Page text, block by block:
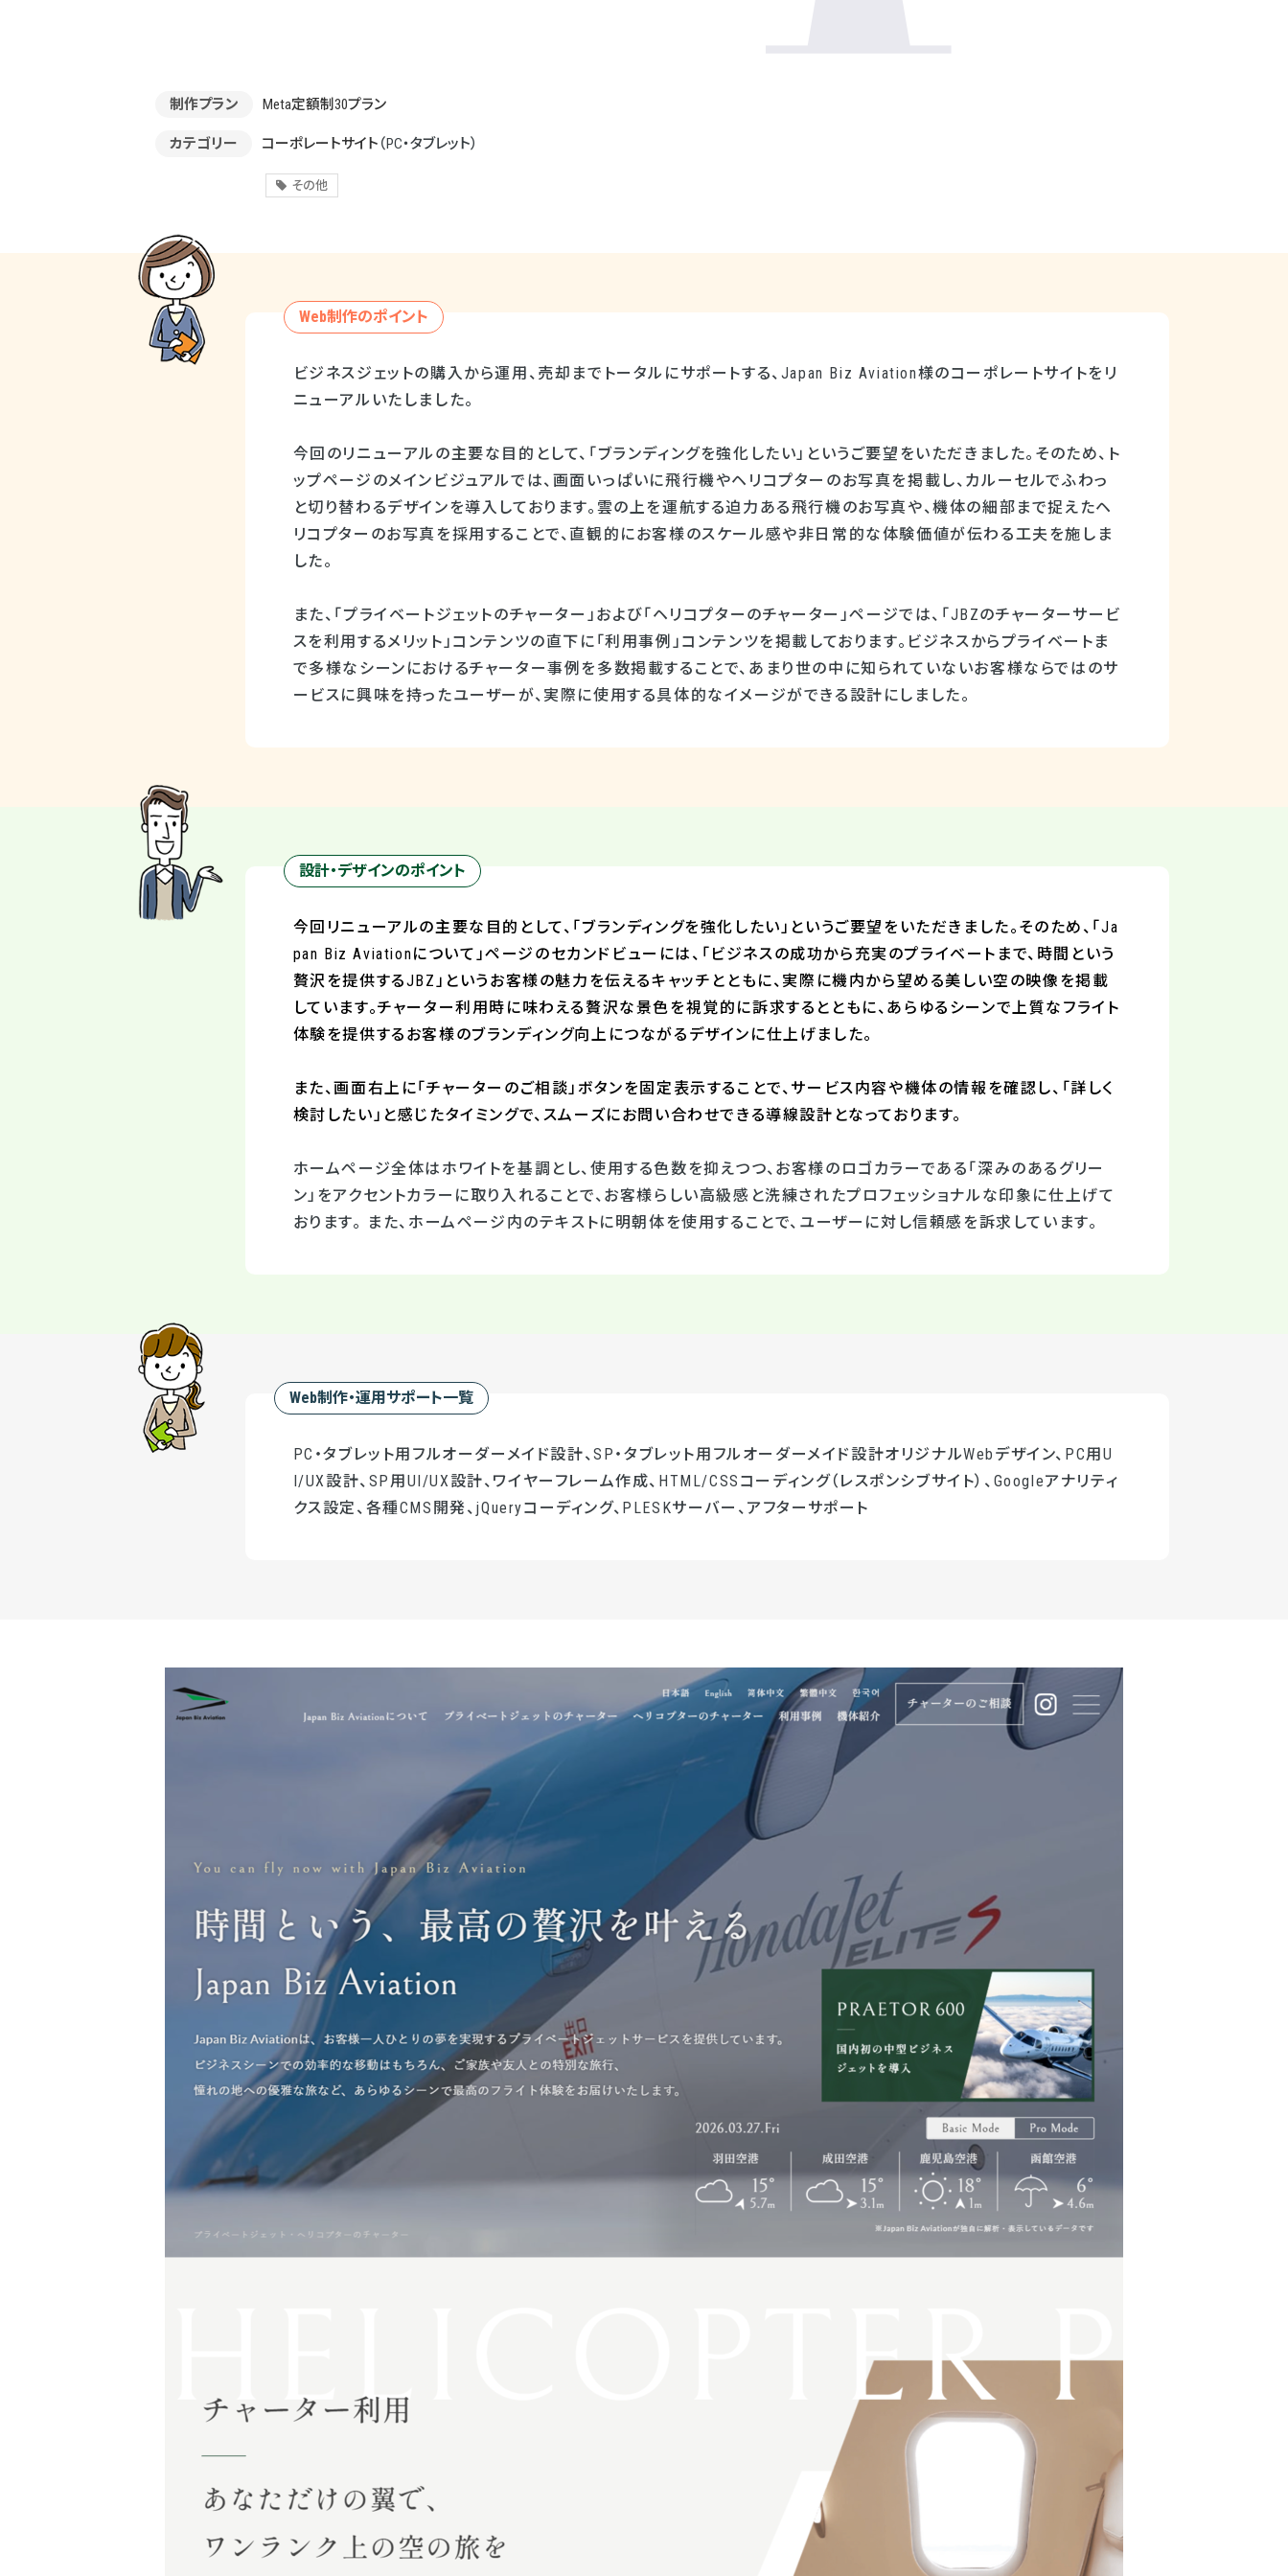
制作プラン Meta定額制30プラン
カテゴリー コーポレートサイト （PC・タブレット）
その他
Web制作のポイント
ビジネスジェットの購入から運用、売却までトータルにサポートする、Japan Biz Aviation様のコーポレートサイトをリ
ニューアルいたしました。
今回のリニューアルの主要な目的として、「ブランディングを強化したい」というご要望をいただきました。そのため、ト
ップページのメインビジュアルでは、画面いっぱいに飛行機やヘリコプターのお写真を掲載し、カルーセルでふわっ
と切り替わるデザインを導入しております。雲の上を運航する迫力ある飛行機のお写真や、機体の細部まで捉えたヘ
リコプターのお写真を採用することで、直観的にお客様のスケール感や非日常的な体験価値が伝わる工夫を施しま
した。
また、「プライベートジェットのチャーター」および「ヘリコプターのチャーター」ページでは、「JBZのチャーターサービ
スを利用するメリット」コンテンツの直下に「利用事例」コンテンツを掲載しております。ビジネスからプライベートま
で多様なシーンにおけるチャーター事例を多数掲載することで、あまり世の中に知られていないお客様ならではのサ
ービスに興味を持ったユーザーが、実際に使用する具体的なイメージができる設計にしました。
設計・デザインのポイント
今回リニューアルの主要な目的として、「ブランディングを強化したい」というご要望をいただきました。そのため、 「Ja
pan Biz Aviationについて」ページのセカンドビューには、「ビジネスの成功から充実のプライベートまで、時間という
贅沢を提供するJBZ」というお客様の魅力を伝えるキャッチとともに、実際に機内から望める美しい空の映像を掲載
しています。チャーター利用時に味わえる贅沢な景色を視覚的に訴求するとともに、あらゆるシーンで上質なフライト
体験を提供するお客様のブランディング向上につながるデザインに仕上げました。
また、画面右上に「チャーターのご相談」ボタンを固定表示することで、サービス内容や機体の情報を確認し、「詳しく
検討したい」と感じたタイミングで、スムーズにお問い合わせできる導線設計となっております。
ホームページ全体はホワイトを基調とし、使用する色数を抑えつつ、お客様のロゴカラーである「深みのあるグリー
ン」をアクセントカラーに取り入れることで、お客様らしい高級感と洗練されたプロフェッショナルな印象に仕上げて
おります。 また、ホームページ内のテキストに明朝体を使用することで、ユーザーに対し信頼感を訴求しています。
Web制作・運用サポート一覧
PC・タブレット用フルオーダーメイド設計、SP・タブレット用フルオーダーメイド設計オリジナルWebデザイン、PC用U
I/UX設計、SP用UI/UX設計、ワイヤーフレーム作成、HTML/CSSコーディング（レスポンシブサイト）、Googleアナリティ
クス設定、各種CMS開発、jQueryコーディング、PLESKサーバー、アフターサポート